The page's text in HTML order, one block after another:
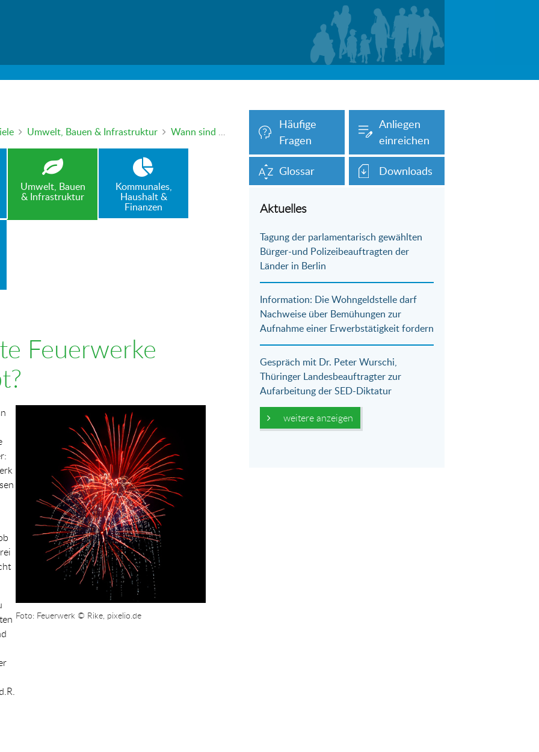
Umwelt, Bauen & Infrastruktur Wann sind private Feuerwerke eigentlich erlaubt?
Umwelt, Bauen
& Infrastruktur
Kommunales,
Haushalt &
Finanzen
Feuerwerke
Show larger version for:
Foto: Feuerwerk © Rike, pixelio.de
Häufige
Fragen
Anliegen
einreichen
Glossar Downloads
Aktuelles
Tagung der parlamentarisch gewählten
Bürger-und Polizeibeauftragten der
Länder in Berlin
Information: Die Wohngeldstelle darf
Nachweise über Bemühungen zur
Aufnahme einer Erwerbstätigkeit fordern
Gespräch mit Dr. Peter Wurschi,
Thüringer Landesbeauftragter zur
Aufarbeitung der SED-Diktatur
weitere anzeigen